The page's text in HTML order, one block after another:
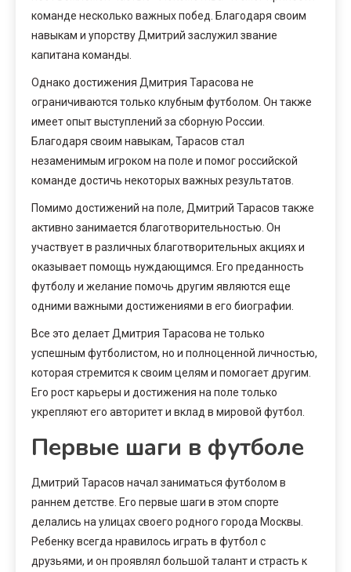
команде несколько важных побед. Благодаря своим
навыкам и упорству Дмитрий заслужил звание
капитана команды.
Однако достижения Дмитрия Тарасова не
ограничиваются только клубным футболом. Он также
имеет опыт выступлений за сборную России.
Благодаря своим навыкам, Тарасов стал
незаменимым игроком на поле и помог российской
команде достичь некоторых важных результатов.
Помимо достижений на поле, Дмитрий Тарасов также
активно занимается благотворительностью. Он
участвует в различных благотворительных акциях и
оказывает помощь нуждающимся. Его преданность
футболу и желание помочь другим являются еще
одними важными достижениями в его биографии.
Все это делает Дмитрия Тарасова не только
успешным футболистом, но и полноценной личностью,
которая стремится к своим целям и помогает другим.
Его рост карьеры и достижения на поле только
укрепляют его авторитет и вклад в мировой футбол.
Первые шаги в футболе
Дмитрий Тарасов начал заниматься футболом в
раннем детстве. Его первые шаги в этом спорте
делались на улицах своего родного города Москвы.
Ребенку всегда нравилось играть в футбол с
друзьями, и он проявлял большой талант и страсть к